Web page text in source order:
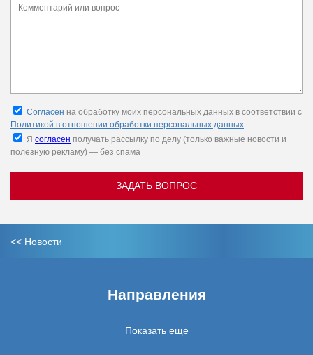
Согласен на обработку моих персональных данных в соответствии с
Политикой в отношении обработки персональных данных
Я согласен получать рассылку по делу (только важные новости и
полезную рекламу) — без спама
ЗАДАТЬ ВОПРОС
<< Новости
Направления
Показать еще